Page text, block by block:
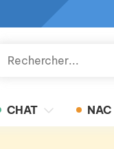
CHAT NAC